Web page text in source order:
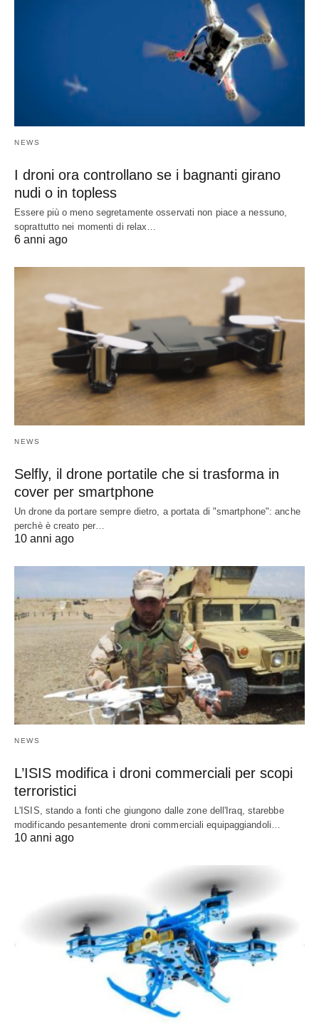
NEWS
I droni ora controllano se i bagnanti girano
nudi o in topless
Essere più o meno segretamente osservati non piace a nessuno,
soprattutto nei momenti di relax…
6 anni ago
NEWS
Selfly, il drone portatile che si trasforma in
cover per smartphone
Un drone da portare sempre dietro, a portata di "smartphone": anche
perchè è creato per…
10 anni ago
NEWS
L’ISIS modifica i droni commerciali per scopi
terroristici
L'ISIS, stando a fonti che giungono dalle zone dell'Iraq, starebbe
modificando pesantemente droni commerciali equipaggiandoli…
10 anni ago